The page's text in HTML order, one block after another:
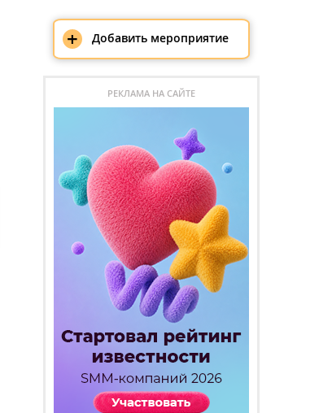
+ Добавить мероприятие
РЕКЛАМА НА САЙТЕ